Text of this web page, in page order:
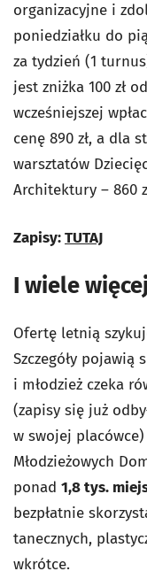
organizacyjne i
poniedziałku do
za tydzień (1
jest zniżka 100 zł
wcześniejszej
cenę 890 zł, a dla
warsztatów
Architektury – 860
Zapisy:TUTAJ
I wiele
Ofertę letnią
Szczegóły
i młodzież czeka
(zapisy się już
w swojej placówce)
Młodzieżowych
ponad 1,8 tys.
bezpłatnie
tanecznych,
wkrótce.